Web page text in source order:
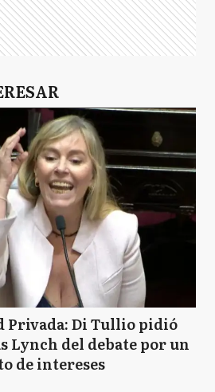
Privada: Di Tullio pidió
Lynch del debate por un
de intereses